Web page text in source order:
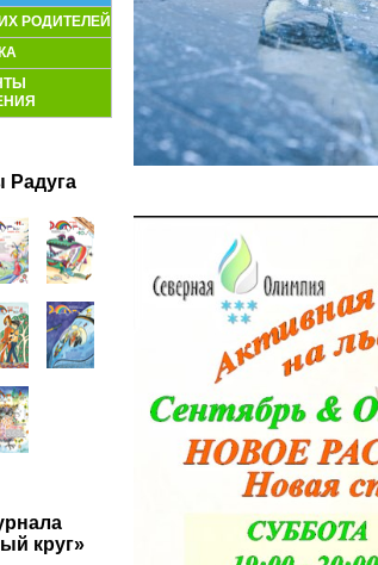
РОДИТЕЛЕЙ
Радуга
круг»